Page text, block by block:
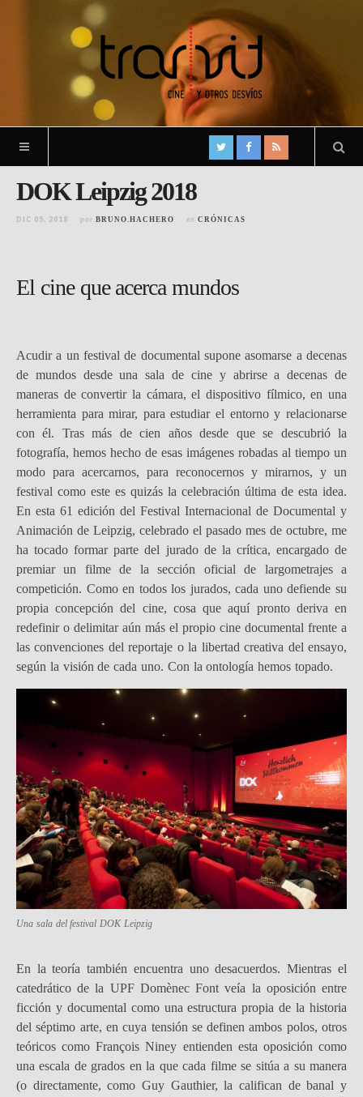
DOK Leipzig 2018
DIC 05, 2018 por BRUNO.HACHERO en CRÓNICAS
El cine que acerca mundos
Acudir a un festival de documental supone asomarse a decenas
de mundos desde una sala de cine y abrirse a decenas de
maneras de convertir la cámara, el dispositivo fílmico, en una
herramienta para mirar, para estudiar el entorno y relacionarse
con él. Tras más de cien años desde que se descubrió la
fotografía, hemos hecho de esas imágenes robadas al tiempo un
modo para acercarnos, para reconocernos y mirarnos, y un
festival como este es quizás la celebración última de esta idea.
En esta 61 edición del Festival Internacional de Documental y
Animación de Leipzig, celebrado el pasado mes de octubre, me
ha tocado formar parte del jurado de la crítica, encargado de
premiar un filme de la sección oficial de largometrajes a
competición. Como en todos los jurados, cada uno defiende su
propia concepción del cine, cosa que aquí pronto deriva en
redefinir o delimitar aún más el propio cine documental frente a
las convenciones del reportaje o la libertad creativa del ensayo,
según la visión de cada uno. Con la ontología hemos topado.
Una sala del festival DOK Leipzig
En la teoría también encuentra uno desacuerdos. Mientras el
catedrático de la UPF Domènec Font veía la oposición entre
ficción y documental como una estructura propia de la historia
del séptimo arte, en cuya tensión se definen ambos polos, otros
teóricos como François Niney entienden esta oposición como
una escala de grados en la que cada filme se sitúa a su manera
(o directamente, como Guy Gauthier, la califican de banal y